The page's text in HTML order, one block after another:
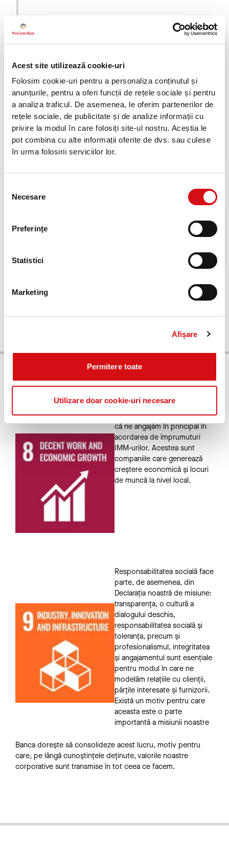
Acest site utilizează cookie-uri
Folosim cookie-uri pentru a personaliza conținutul și
anunțurile, pentru a oferi funcții de rețele sociale și pentru
a analiza traficul. De asemenea, le oferim partenerilor de
rețele sociale, de publicitate și de analize informații cu
privire la modul în care folosiți site-ul nostru. Aceștia le
pot combina cu alte informații oferite de dvs. sau culese
în urma folosirii serviciilor lor.
consimțământului
Necesare
Preferinţe
Statistici
Marketing
Afişare
Permitere toate
Utilizare doar cookie-uri necesare
Standardul de emisii zero al
Inițiativei pentru Obiective
Bazate pe Știință
Dezvăluirea reducerii emisiilor pe termen scurt și
lung, conform Standardului de Emisii Zero al SBTi
Parteneriatul pentru contabilitatea carbonului
Raport privind emisiile de gaze cu efect de seră
asociate cu portofoliul de credite (PCAF).
2023
Aspectele sociale
Impactul social al activității
noastre se datorează faptului
că ne angajăm în principal în
acordarea de împrumuturi
IMM-urilor. Acestea sunt
companiile care generează
creștere economică și locuri
de muncă la nivel local.
Responsabilitatea socială face
parte, de asemenea, din
Declarația noastră de misiune:
transparența, o cultură a
dialogului deschis,
responsabilitatea socială și
toleranța, precum și
profesionalismul, integritatea
și angajamentul sunt esențiale
pentru modul în care ne
modelăm relațiile cu clienții,
părțile interesate și furnizorii.
Există un motiv pentru care
aceasta este o parte
importantă a misiunii noastre
Banca dorește să consolideze acest lucru, motiv pentru
care, pe lângă cunoștințele deținute, valorile noastre
corporative sunt transmise în tot ceea ce facem.